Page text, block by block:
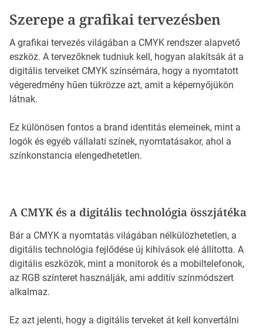
Szerepe a grafikai tervezésben
A grafikai tervezés világában a CMYK rendszer alapvető
eszköz. A tervezőknek tudniuk kell, hogyan alakítsák át a
digitális terveiket CMYK színsémára, hogy a nyomtatott
végeredmény hűen tükrözze azt, amit a képernyőjükön
látnak.
Ez különösen fontos a brand identitás elemeinek, mint a
logók és egyéb vállalati színek, nyomtatásakor, ahol a
színkonstancia elengedhetetlen.
A CMYK és a digitális technológia összjátéka
Bár a CMYK a nyomtatás világában nélkülözhetetlen, a
digitális technológia fejlődése új kihívások elé állította. A
digitális eszközök, mint a monitorok és a mobiltelefonok,
az RGB színteret használják, ami additív színmódszert
alkalmaz.
Ez azt jelenti, hogy a digitális terveket át kell konvertálni